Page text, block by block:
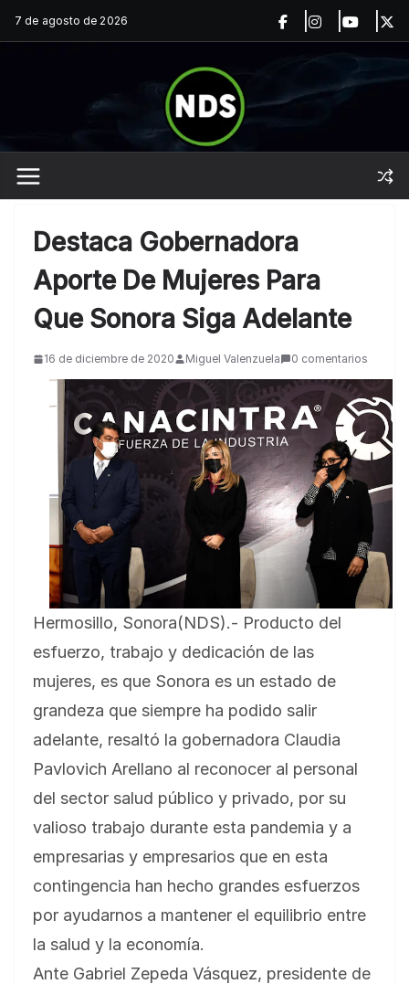
Saltar
al
7 de agosto de 2026
Destaca Gobernadora
Aporte De Mujeres Para
Que Sonora Siga Adelante
16 de diciembre de 2020 Miguel Valenzuela 0 comentarios
Hermosillo, Sonora(NDS).- Producto del
esfuerzo, trabajo y dedicación de las
mujeres, es que Sonora es un estado de
grandeza que siempre ha podido salir
adelante, resaltó la gobernadora Claudia
Pavlovich Arellano al reconocer al personal
del sector salud público y privado, por su
valioso trabajo durante esta pandemia y a
empresarias y empresarios que en esta
contingencia han hecho grandes esfuerzos
por ayudarnos a mantener el equilibrio entre
la salud y la economía.
Ante Gabriel Zepeda Vásquez, presidente de